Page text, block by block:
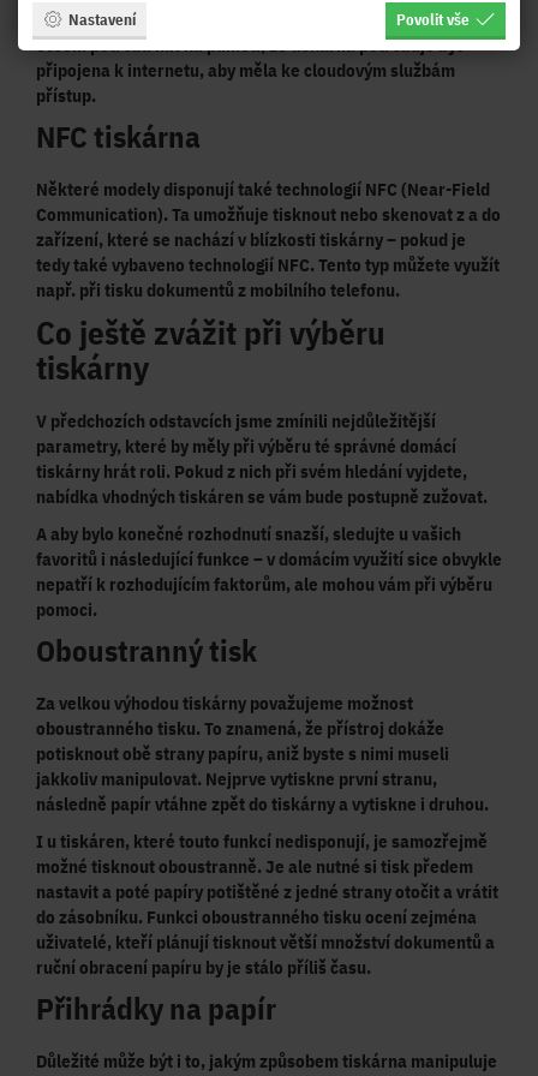
Dropbox, Google Drive nebo Facebook. V tomto případě je
ovšem potřeba mít na paměti, že tiskárna potřebuje být
připojena k internetu, aby měla ke cloudovým službám
přístup.
NFC tiskárna
Některé modely disponují také technologií NFC (Near-Field
Communication). Ta umožňuje tisknout nebo skenovat z a do
zařízení, které se nachází v blízkosti tiskárny– pokud je
tedy také vybaveno technologií NFC. Tento typ můžete využít
např. při tisku dokumentů z mobilního telefonu.
Co ještě zvážit při výběru
tiskárny
V předchozích odstavcích jsme zmínili nejdůležitější
parametry, které by měly při výběru té správné domácí
tiskárny hrát roli. Pokud z nich při svém hledání vyjdete,
nabídka vhodných tiskáren se vám bude postupně zužovat.
A aby bylo konečné rozhodnutí snazší, sledujte u vašich
favoritů i následující funkce – v domácím využití sice obvykle
nepatří k rozhodujícím faktorům, ale mohou vám při výběru
pomoci.
Oboustranný tisk
Za velkou výhodou tiskárny považujeme možnost
oboustranného tisku. To znamená, že přístroj dokáže
potisknout obě strany papíru, aniž byste s nimi museli
jakkoliv manipulovat. Nejprve vytiskne první stranu,
následně papír vtáhne zpět do tiskárnya vytiskne i druhou.
I u tiskáren, které touto funkcí nedisponují, je samozřejmě
možné tisknout oboustranně. Je ale nutné si tisk předem
nastavit a poté papíry potištěné z jedné stranyotočit a vrátit
do zásobníku. Funkci oboustranného tisku ocení zejména
uživatelé, kteří plánujítisknout větší množství dokumentů a
ruční obracení papíru by je stálo příliš času.
Přihrádky na papír
Důležité může být i to, jakým způsobem tiskárna manipuluje
Nastavení Povolit vše